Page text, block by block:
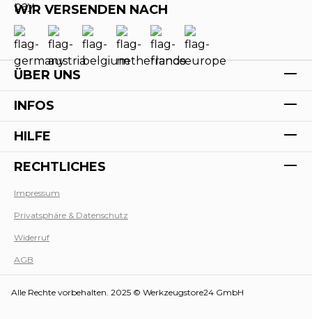
WIR VERSENDEN NACH
ÜBER UNS
INFOS
HILFE
RECHTLICHES
Impressum
Privatsphäre & Datenschutz
Widerruf
AGB
Alle Rechte vorbehalten. 2025 © Werkzeugstore24 GmbH